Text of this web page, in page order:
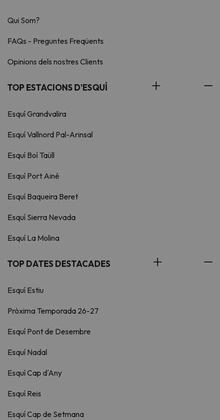
Qui Som?
FAQs - Preguntes Freqüents
Opinions dels nostres Clients
TOP ESTACIONS D'ESQUÍ
Esquí Grandvalira
Esquí Vallnord Pal-Arinsal
Esquí Boí Taüll
Esquí Port Ainé
Esquí Baqueira Beret
Esquí Sierra Nevada
Esquí La Molina
TOP DATES DESTACADES
Esquí Estiu
Pròxima Temporada 26-27
Esquí Pont de Desembre
Esquí Nadal
Esquí Cap d'Any
Esquí Reis
Esquí Cap de Setmana